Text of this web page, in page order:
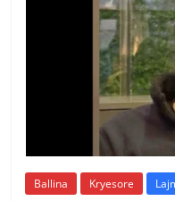
Ballina Kryesore